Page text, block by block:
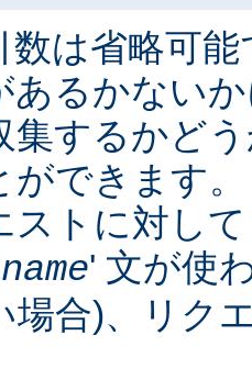
数は省略可
あるかない
集するかど
ができます
ストに対し
name' 文が使
場合)、リク